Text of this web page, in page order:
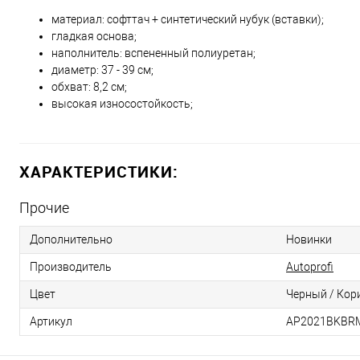
материал: софттач + синтетический нубук (вставки);
гладкая основа;
наполнитель: вспененный полиуретан;
диаметр: 37 - 39 см;
обхват: 8,2 см;
высокая износостойкость;
ХАРАКТЕРИСТИКИ:
Прочие
Дополнительно Новинки
Производитель Autoprofi
Цвет Черный /
Артикул